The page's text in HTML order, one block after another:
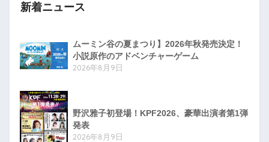
新着ニュース
ムーミン谷の夏まつり】2026年秋発売決定！
小説原作のアドベンチャーゲーム
2026年8月9日
野沢雅子初登場！KPF2026、豪華出演者第1弾
発表
2026年8月9日